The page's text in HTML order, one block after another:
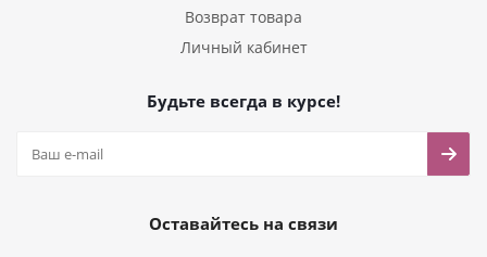
Возврат товара
Личный кабинет
Будьте всегда в курсе!
Оставайтесь на связи